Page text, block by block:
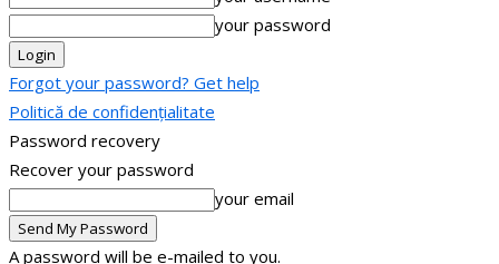
your password
Forgot your password? Get help
Politică de confidențialitate
Password recovery
Recover your password
your email
A password will be e-mailed to you.